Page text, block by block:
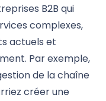
B2B qui
complexes,
actuels et
Par exemple,
de la chaîne
créer une